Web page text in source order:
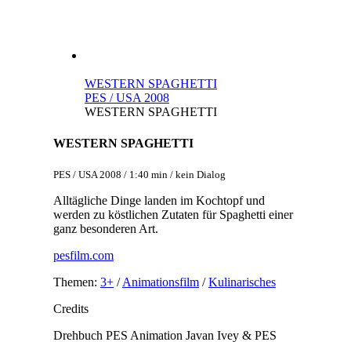
WESTERN SPAGHETTI
PES / USA 2008
WESTERN SPAGHETTI
WESTERN SPAGHETTI
PES / USA 2008 / 1:40 min / kein Dialog
Alltägliche Dinge landen im Kochtopf und
werden zu köstlichen Zutaten für Spaghetti einer
ganz besonderen Art.
pesfilm.com
Themen: 3+/Animationsfilm/Kulinarisches
Credits
Drehbuch PES Animation Javan Ivey & PES